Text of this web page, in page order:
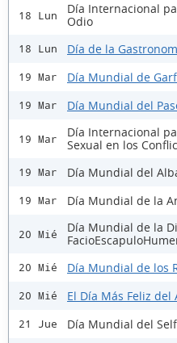
18 Lun
Día Internacional
Odio
18 Lun Día de la
19 Mar Día Mundial de
19 Mar Día Mundial del
19 Mar
Día Internacional
Sexual en los
19 Mar Día Mundial del
19 Mar Día Mundial de la
20 Mié
Día Mundial de la
20 Mié Día Mundial de los
20 Mié El Día Más Feliz del
21 Jue Día Mundial del